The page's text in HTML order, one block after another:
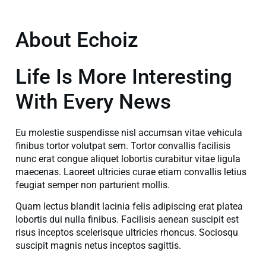
About Echoiz
Life Is More Interesting
With Every News
Eu molestie suspendisse nisl accumsan vitae vehicula
finibus tortor volutpat sem. Tortor convallis facilisis
nunc erat congue aliquet lobortis curabitur vitae ligula
maecenas. Laoreet ultricies curae etiam convallis letius
feugiat semper non parturient mollis.
Quam lectus blandit lacinia felis adipiscing erat platea
lobortis dui nulla finibus. Facilisis aenean suscipit est
risus inceptos scelerisque ultricies rhoncus. Sociosqu
suscipit magnis netus inceptos sagittis.